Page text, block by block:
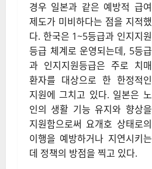
경우 일본과 같은 예방적 급여
제도가 미비하다는 점을 지적했
다. 한국은 1~5등급과 인지지원
등급 체계로 운영되는데, 5등급
과 인지지원등급은 주로 치매
환자를 대상으로 한 한정적인
지원에 그치고 있다. 일본은 노
인의 생활 기능 유지와 향상을
지원함으로써 요개호 상태로의
이행을 예방하거나 지연시키는
데 정책의 방점을 찍고 있다.